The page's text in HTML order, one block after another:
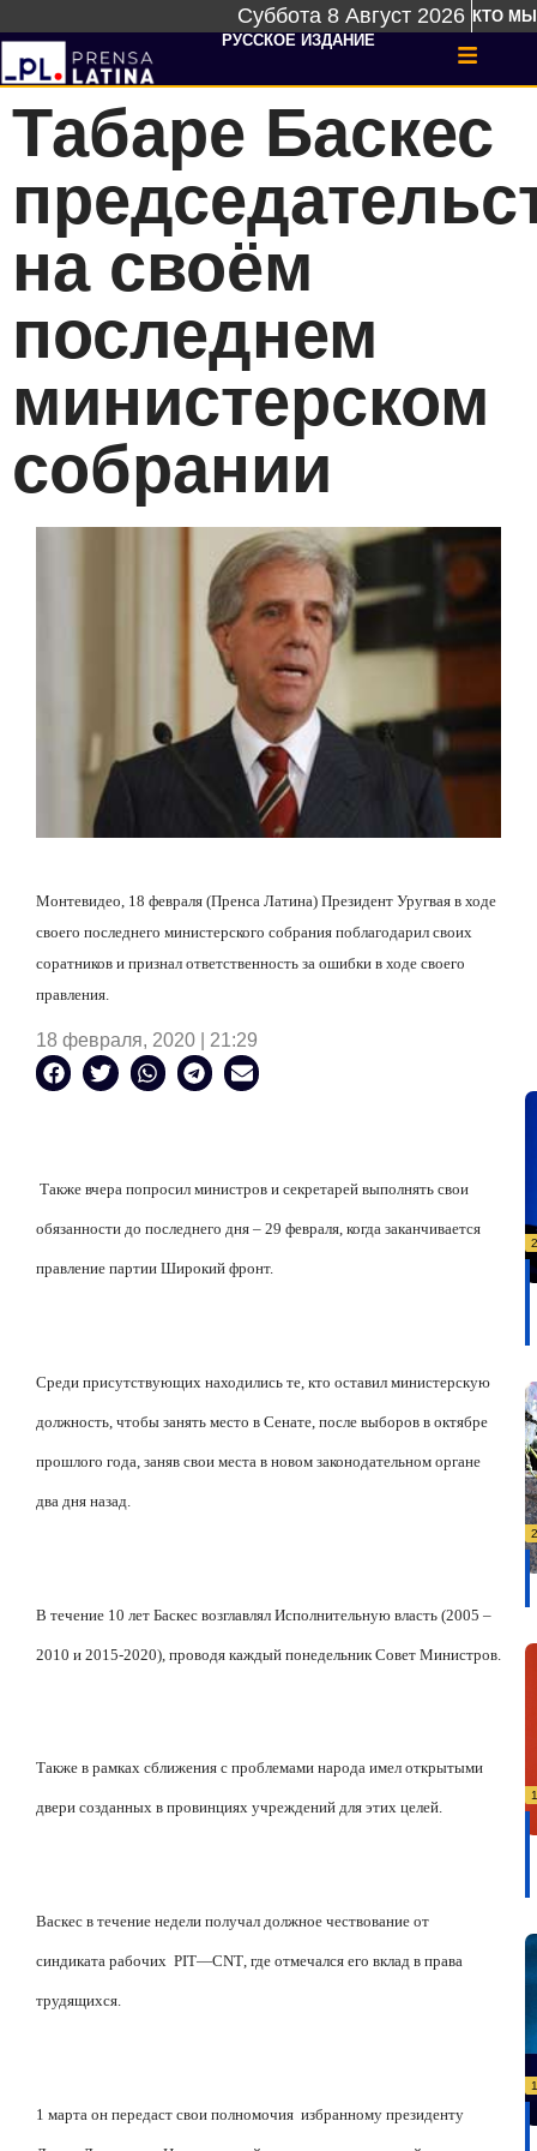
Суббота 8 Август 2026 КТО МЫ
РУССКОЕ ИЗДАНИЕ
Табаре Баскес
на своём
последнем
министерском
собрании
Монтевидео, 18 февраля (Пренса Латина) Президент Уругвая в ходе
своего последнего министерского собрания поблагодарил своих
соратников и признал ответственность за ошибки в ходе своего
правления.
18 февраля, 2020 | 21:29
Также вчера попросил министров и секретарей выполнять свои
обязанности до последнего дня – 29 февраля, когда заканчивается
правление партии Широкий фронт.
Среди присутствующих находились те, кто оставил министерскую
должность, чтобы занять место в Сенате, после выборов в октябре
прошлого года, заняв свои места в новом законодательном органе
два дня назад.
В течение 10 лет Баскес возглавлял Исполнительную власть (2005 –
2010 и 2015-2020), проводя каждый понедельник Совет Министров.
Также в рамках сближения с проблемами народа имел открытыми
двери созданных в провинциях учреждений для этих целей.
Васкес в течение недели получал должное чествование от
синдиката рабочих PIT—CNT, где отмечался его вклад в права
трудящихся.
1 марта он передаст свои полномочия избранному президенту